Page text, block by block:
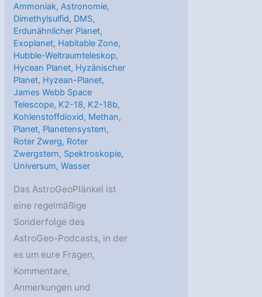
Ammoniak,Astronomie,
Dimethylsulfid, DMS,
Erdunähnlicher Planet,
Exoplanet, Habitable Zone,
Hubble-Weltraumteleskop,
Hycean Planet, Hyzänischer
Planet, Hyzean-Planet,
James Webb Space
Telescope, K2-18, K2-18b,
Kohlenstoffdioxid, Methan,
Planet, Planetensystem,
Roter Zwerg, Roter
Zwergstern, Spektroskopie,
Universum,Wasser
Das AstroGeoPlänkel ist
eine regelmäßige
Sonderfolge des
AstroGeo-Podcasts, in der
es um eure Fragen,
Kommentare,
Anmerkungen und